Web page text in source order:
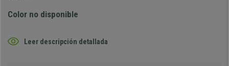
Color no disponible
Leer descripción detallada